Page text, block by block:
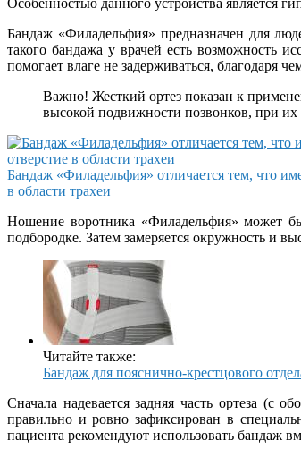
Особенностью данного устройства является
Бандаж «Филадельфия» предназначен для
такого бандажа у врачей есть возможность
помогает влаге не задерживаться, благодаря
Важно! Жесткий ортез показан к
высокой подвижности позвонков, при их
Бандаж «Филадельфия» отличается тем, что
в области трахеи
Ношение воротника «Филадельфия» может
подбородке. Затем замеряется окружность и
Читайте также:
Бандаж для пояснично-крестцового
Сначала надевается задняя часть ортеза (с
правильно и ровно зафиксирован в
пациента рекомендуют использовать бандаж